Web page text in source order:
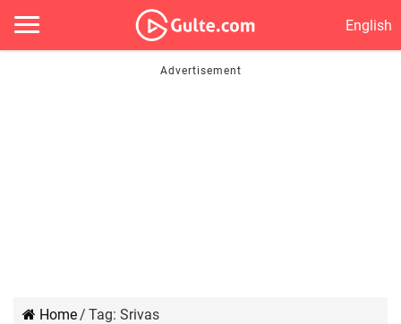
English
Home/ Tag: Srivas